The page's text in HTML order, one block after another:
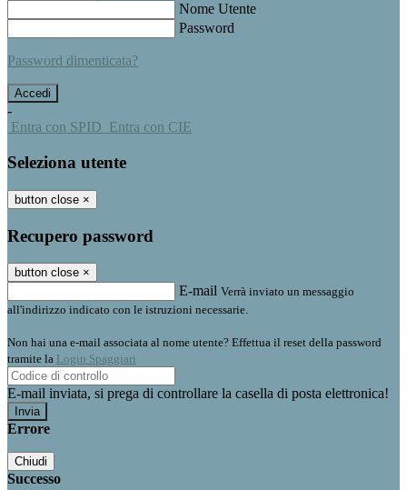
Nome Utente
Password
Password dimenticata?
-
Entra con SPID Entra con CIE
Seleziona utente
button close ×
Recupero password
button close ×
E-mail Verrà inviato un messaggio
all'indirizzo indicato con le istruzioni necessarie.
Non hai una e-mail associata al nome utente? Effettua il reset della password
tramite la Login Spaggiari
E-mail inviata, si prega di controllare la casella di posta elettronica!
Errore
Chiudi
Successo